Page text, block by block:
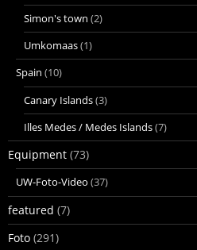
Simon's town (2)
Umkomaas(1)
Spain (10)
Canary Islands(3)
Illes Medes / Medes Islands(7)
Equipment (73)
UW-Foto-Video (37)
featured (7)
Foto (291)